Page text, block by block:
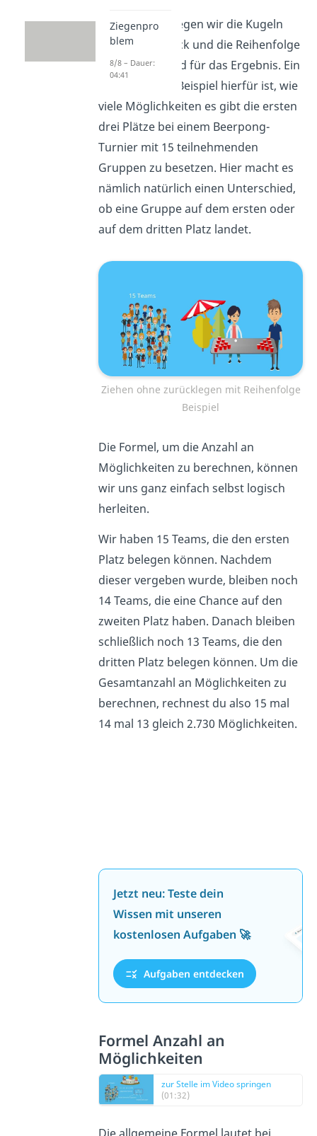
In diesem Fall legen wir die Kugeln
also nicht zurück und die Reihenfolge
ist entscheidend für das Ergebnis. Ein
anschauliches Beispiel hierfür ist, wie
viele Möglichkeiten es gibt die ersten
drei Plätze bei einem Beerpong-
Turnier mit 15 teilnehmenden
Gruppen zu besetzen. Hier macht es
nämlich natürlich einen Unterschied,
ob eine Gruppe auf dem ersten oder
auf dem dritten Platz landet.
Ziehen ohne zurücklegen mit Reihenfolge
Beispiel
Die Formel, um die Anzahl an
Möglichkeiten zu berechnen, können
wir uns ganz einfach selbst logisch
herleiten.
Wir haben 15 Teams, die den ersten
Platz belegen können. Nachdem
dieser vergeben wurde, bleiben noch
14 Teams, die eine Chance auf den
zweiten Platz haben. Danach bleiben
schließlich noch 13 Teams, die den
dritten Platz belegen können. Um die
Gesamtanzahl an Möglichkeiten zu
berechnen, rechnest du also 15 mal
14 mal 13 gleich 2.730 Möglichkeiten.
Jetzt neu: Teste dein
Wissen mit unseren
kostenlosen Aufgaben 🚀
Aufgaben entdecken
Formel Anzahl an
Möglichkeiten
zur Stelle im Video springen
(01:32)
Ziegenpro
blem
8/8 – Dauer:
04:41